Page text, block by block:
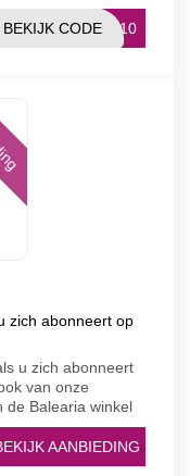
CA10
BEKIJK CODE
zich abonneert op
u zich abonneert
van onze
de Balearia winkel
AANBIEDING